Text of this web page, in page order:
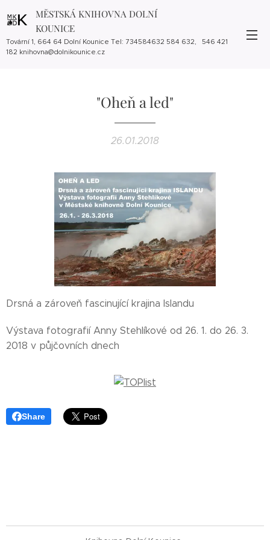
MĚSTSKÁ KNIHOVNA DOLNÍ
KOUNICE
Tovární 1, 664 64 Dolní Kounice Tel: 734584632 584 632, 546 421
182 knihovna@dolnikounice.cz
"Oheň a led"
26.01.2018
Drsná a zároveň fascinující krajina Islandu
Výstava fotografií Anny Stehlíkové od 26. 1. do 26. 3.
2018 v půjčovních dnech
Share